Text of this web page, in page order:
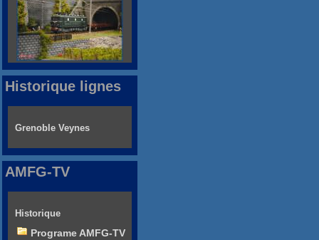
Historique lignes
Grenoble Veynes
AMFG-TV
Historique
Programe AMFG-TV